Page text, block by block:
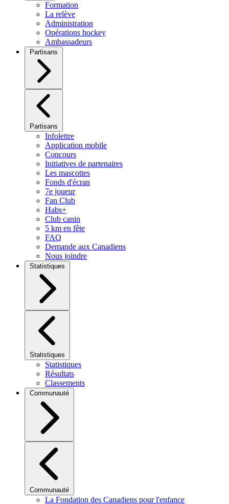
Formation
La relève
Administration
Opérations hockey
Ambassadeurs
Partisans
Partisans
Infolettre
Application mobile
Concours
Initiatives de partenaires
Les mascottes
Fonds d'écran
7e joueur
Fan Club
Habs+
Club canin
5 km en fête
FAQ
Demande aux Canadiens
Nous joindre
Statistiques
Statistiques
Statistiques
Résultats
Classements
Communauté
Communauté
La Fondation des Canadiens pour l'enfance